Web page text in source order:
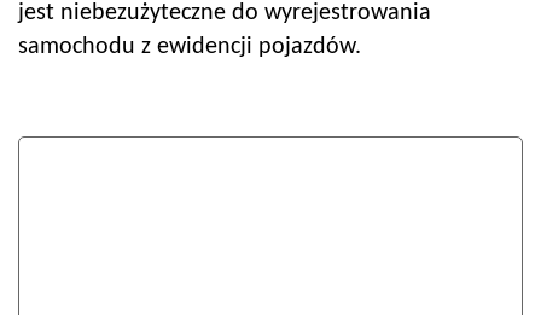
jest niebezużyteczne do wyrejestrowania
samochodu z ewidencji pojazdów.